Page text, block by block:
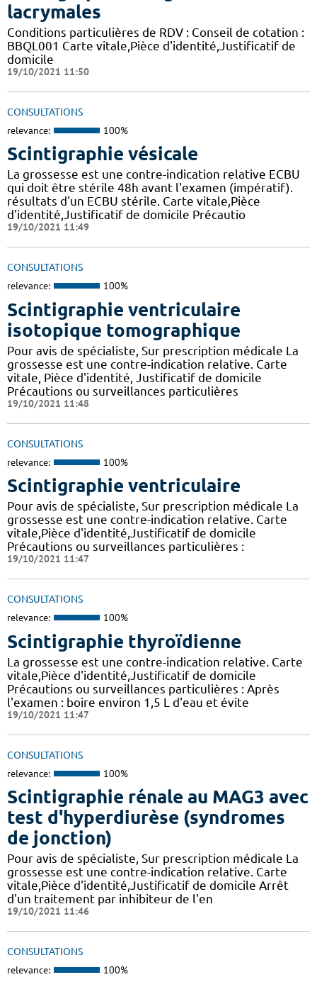
lacrymales
Conditions particulières de RDV : Conseil de cotation :
BBQL001 Carte vitale,Pièce d'identité,Justificatif de
domicile
19/10/2021 11:50
CONSULTATIONS
relevance: 100%
Scintigraphie vésicale
La grossesse est une contre-indication relative ECBU
qui doit être stérile 48h avant l'examen (impératif).
résultats d'un ECBU stérile. Carte vitale,Pièce
d'identité,Justificatif de domicile Précautio
19/10/2021 11:49
CONSULTATIONS
relevance: 100%
Scintigraphie ventriculaire
isotopique tomographique
Pour avis de spécialiste, Sur prescription médicale La
grossesse est une contre-indication relative. Carte
vitale, Pièce d'identité, Justificatif de domicile
Précautions ou surveillances particulières
19/10/2021 11:48
CONSULTATIONS
relevance: 100%
Scintigraphie ventriculaire
Pour avis de spécialiste, Sur prescription médicale La
grossesse est une contre-indication relative. Carte
vitale,Pièce d'identité,Justificatif de domicile
Précautions ou surveillances particulières :
19/10/2021 11:47
CONSULTATIONS
relevance: 100%
Scintigraphie thyroïdienne
La grossesse est une contre-indication relative. Carte
vitale,Pièce d'identité,Justificatif de domicile
Précautions ou surveillances particulières : Après
l'examen : boire environ 1,5 L d'eau et évite
19/10/2021 11:47
CONSULTATIONS
relevance: 100%
Scintigraphie rénale au MAG3 avec
test d'hyperdiurèse (syndromes
de jonction)
Pour avis de spécialiste, Sur prescription médicale La
grossesse est une contre-indication relative. Carte
vitale,Pièce d'identité,Justificatif de domicile Arrêt
d'un traitement par inhibiteur de l'en
19/10/2021 11:46
CONSULTATIONS
relevance: 100%